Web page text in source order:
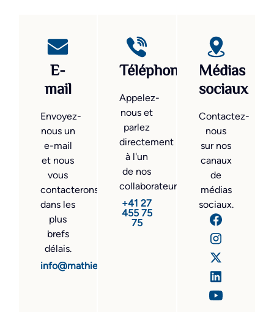
E-
mail
Envoyez-
nous un
e-mail
et nous
vous
contacterons
dans les
plus
brefs
délais.
info@mathier.com
Téléphone
Appelez-
nous et
parlez
directement
à l'un
de nos
collaborateurs.
+41 27
455 75
75
Médias
sociaux
Contactez-
nous
sur nos
canaux
de
médias
sociaux.